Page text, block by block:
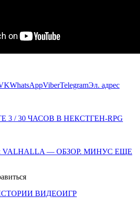
WhatsAppViberTelegramЭл. адрес
3 / 30 ЧАСОВ В НЕКСТГЕН-RPG
VALHALLA — ОБЗОР. МИНУС ЕЩЕ
ВИДЕОИГР